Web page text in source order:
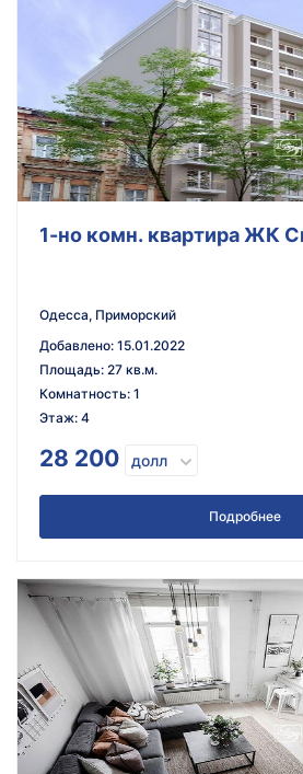
1-но комн. квартира ЖК
Одесса, Приморский
Добавлено: 15.01.2022
Площадь: 27 кв.м.
Комнатность: 1
Этаж: 4
28 200 долл
Подробнее